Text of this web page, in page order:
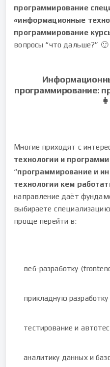
программирование
«информационные
программирование
вопросы “что дальше?” 🙂
программирование:
Многие приходят с
технологии и
“программирование и
технологии кем
направление даёт
выбираете
проще перейти в:
веб-разработку
прикладную разработку
тестирование и
аналитику данных и